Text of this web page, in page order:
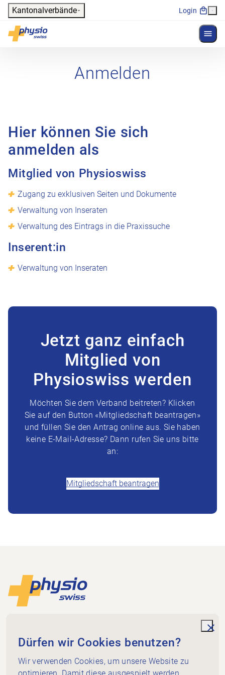
Header
Kantonalverbände Login
Physioswiss
Hauptnavigation
Anmelden
Hier können Sie sich
anmelden als
Mitglied von Physioswiss
Zugang zu exklusiven Seiten und Dokumente
Verwaltung von Inseraten
Verwaltung des Eintrags in die Praxissuche
Inserent:in
Verwaltung von Inseraten
Jetzt ganz einfach
Mitglied von
Physioswiss werden
Möchten Sie dem Verband beitreten? Klicken
Sie auf den Button «Mitgliedschaft beantragen»
und füllen Sie den Antrag online aus. Sie haben
keine E-Mail-Adresse? Dann rufen Sie uns bitte
an:
Mitgliedschaft beantragen
Footer
Dammweg 3
3013 Bern
+41 58 255 36 00
info@physioswiss.ch
Dürfen wir Cookies benutzen?
Wir verwenden Cookies, um unsere Website zu